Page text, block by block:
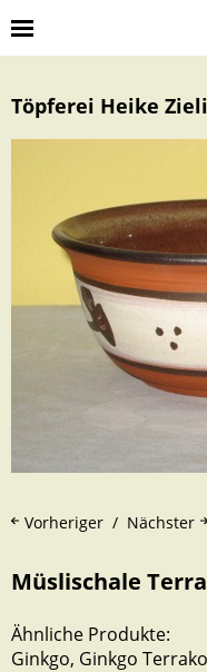
Töpferei Heike
Nächster
Vorheriger
Müslischale
Ähnliche Produkte:
Ginkgo, Ginkgo